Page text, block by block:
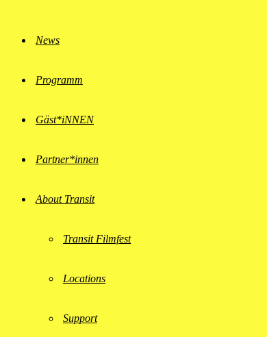
News
Programm
Gäst*iNNEN
Partner*innen
About Transit
Transit Filmfest
Locations
Support